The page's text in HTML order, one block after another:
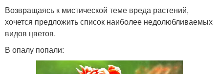
Возвращаясь к мистической теме вреда растений,
хочется предложить список наиболее недолюбливаемых
видов цветов.
В опалу попали: